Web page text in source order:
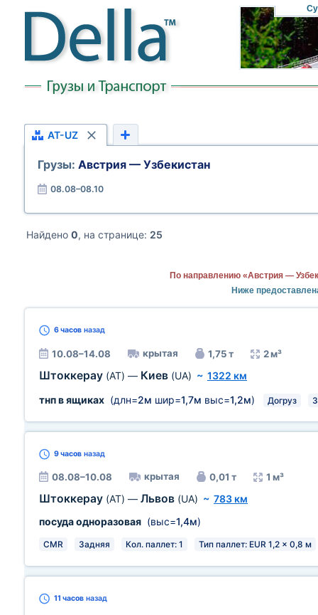
AT-UZ
Грузы: Австрия — Узбекистан
08.08–08.10
Найдено 0, на странице: 25
По направлению «Австрия —
Ниже
6 часов назад
10.08–14.08 крытая 1,75 т 2 м³
Штоккерау (AT) — Киев (UA) ~ 1322 км
тнп в ящиках (длн=2м шир=1,7м выс=1,2м) Догруз
9 часов назад
08.08–10.08 крытая 0,01 т 1 м³
Штоккерау (AT) — Львов (UA) ~ 783 км
посуда одноразовая (выс=1,4м)
CMR Задняя Кол. паллет: 1 Тип паллет: EUR 1,2 x 0,8 м
11 часов назад